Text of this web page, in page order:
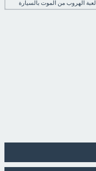
لعبة الهروب من الموت بالسيارة